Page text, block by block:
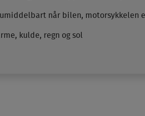
umiddelbart når bilen, motorsykkelen
kulde, regn og sol